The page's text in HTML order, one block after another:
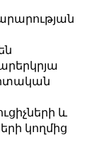
և
կողմից